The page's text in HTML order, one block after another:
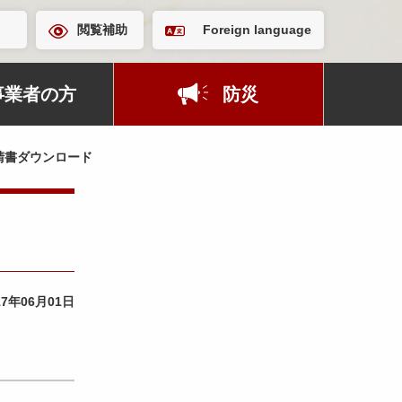
閲覧補助 Foreign language
業者の方 防災
ダウンロード
年06月01日